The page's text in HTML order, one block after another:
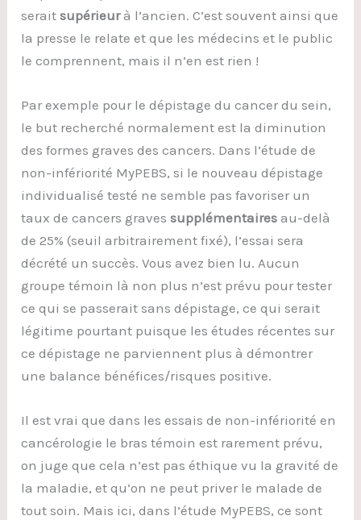
seraitsupérieurà l’ancien. C’est souvent ainsi que
la presse le relate et que les médecins et le public
le comprennent, mais il n’en est rien !
Par exemple pour le dépistage du cancer du sein,
le but recherché normalement est la diminution
des formes graves des cancers. Dans l’étude de
non-infériorité MyPEBS, si le nouveau dépistage
individualisé testé ne semble pas favoriser un
taux de cancers gravessupplémentaires au-delà
de 25% (seuil arbitrairement fixé), l’essai sera
décrété un succès. Vous avez bien lu. Aucun
groupe témoin là non plus n’est prévu pour tester
ce qui se passerait sans dépistage, ce qui serait
légitime pourtant puisque les études récentes sur
ce dépistage ne parviennent plus à démontrer
une balance bénéfices/risques positive.
Il est vrai que dans les essais de non-infériorité en
cancérologie le bras témoin est rarement prévu,
on juge que cela n’est pas éthique vu la gravité de
la maladie, et qu’on ne peut priver le malade de
tout soin. Mais ici, dans l’étude MyPEBS, ce sont